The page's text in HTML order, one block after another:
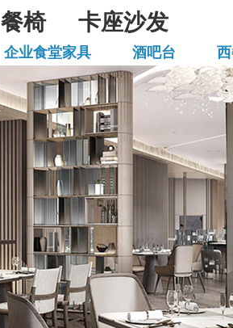
餐椅 卡座沙发
企业食堂家具 酒吧台